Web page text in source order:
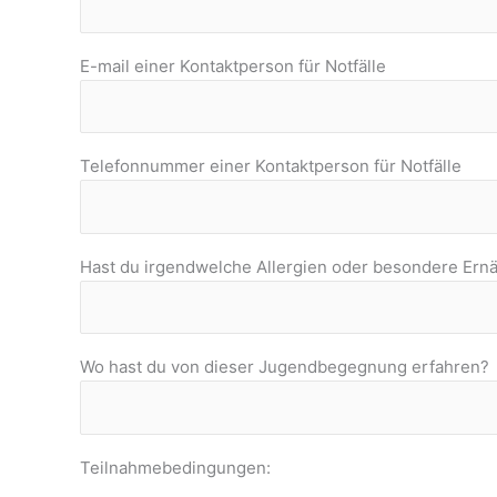
E-mail einer Kontaktperson für Notfälle
Telefonnummer einer Kontaktperson für Notfälle
Hast du irgendwelche Allergien oder besondere
Wo hast du von dieser Jugendbegegnung erfahren?
Teilnahmebedingungen: